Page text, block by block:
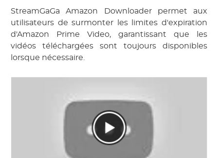
StreamGaGa Amazon Downloader permet aux
utilisateurs de surmonter les limites d'expiration
d'Amazon Prime Video, garantissant que les
vidéos téléchargées sont toujours disponibles
lorsque nécessaire.